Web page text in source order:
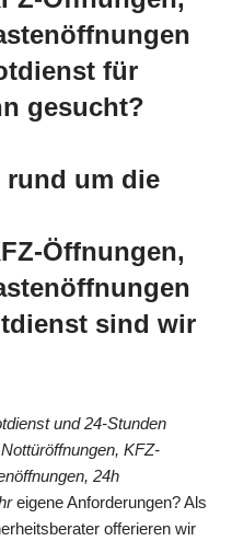
für
gesucht?
um die
Öffnungen,
sind wir
und 24-Stunden
KFZ-
24h
eigene Anforderungen? Als
offerieren wir